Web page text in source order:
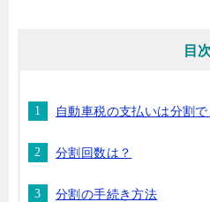
目次
自動車税の支払いは分割で
分割回数は？
分割の手続き方法